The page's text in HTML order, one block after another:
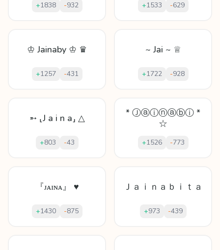
+1838 -932 +1533 -629
♔ Jainaby ♔ ♛
+1257 -431
~ Jai ~ ♕
+1722 -928
➵ ⸤J a i n a⸥ △
+803 -43
* Ⓙⓐⓘⓝⓐⓑⓘ *
☆
+1526 -773
『ᴊᴀɪɴᴀ』 ♥
+1430 -875
Ｊａｉｎａｂｉｔａ
+973 -439